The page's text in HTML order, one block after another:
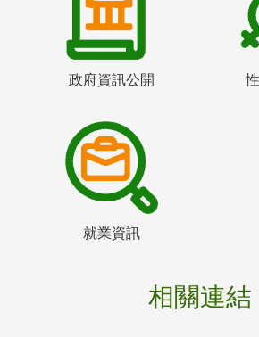
政府資訊公開
就業資訊
相關連結